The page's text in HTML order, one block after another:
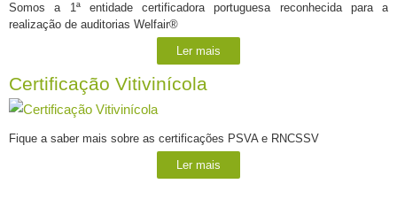
Somos a 1ª entidade certificadora portuguesa reconhecida para a
realização de auditorias Welfair®
Ler mais
Certificação Vitivinícola
Fique a saber mais sobre as certificações PSVA e RNCSSV
Ler mais